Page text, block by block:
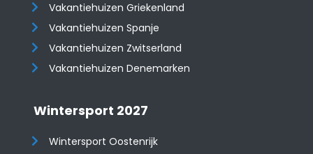
Vakantiehuizen Griekenland
Vakantiehuizen Spanje
​​​​​​​Vakantiehuizen Zwitserland
Vakantiehuizen Denemarken
Wintersport 2027
Wintersport Oostenrijk